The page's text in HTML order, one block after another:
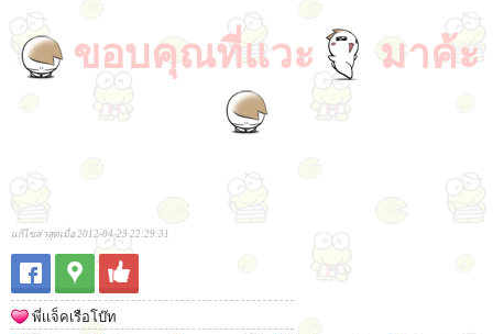
ขอบคุณที่แวะ มาค้ะ
แก้ไขล่าสุดเมื่อ 2012-04-23 22:29:31
พี่เเจ็คเรือโบ๊ท